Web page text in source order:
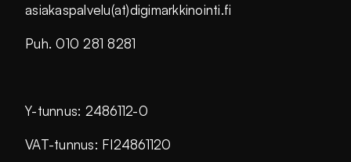
asiakaspalvelu(at)digimarkkinointi.fi
Puh. 010 281 8281
Y-tunnus: 2486112-0
VAT-tunnus: FI24861120